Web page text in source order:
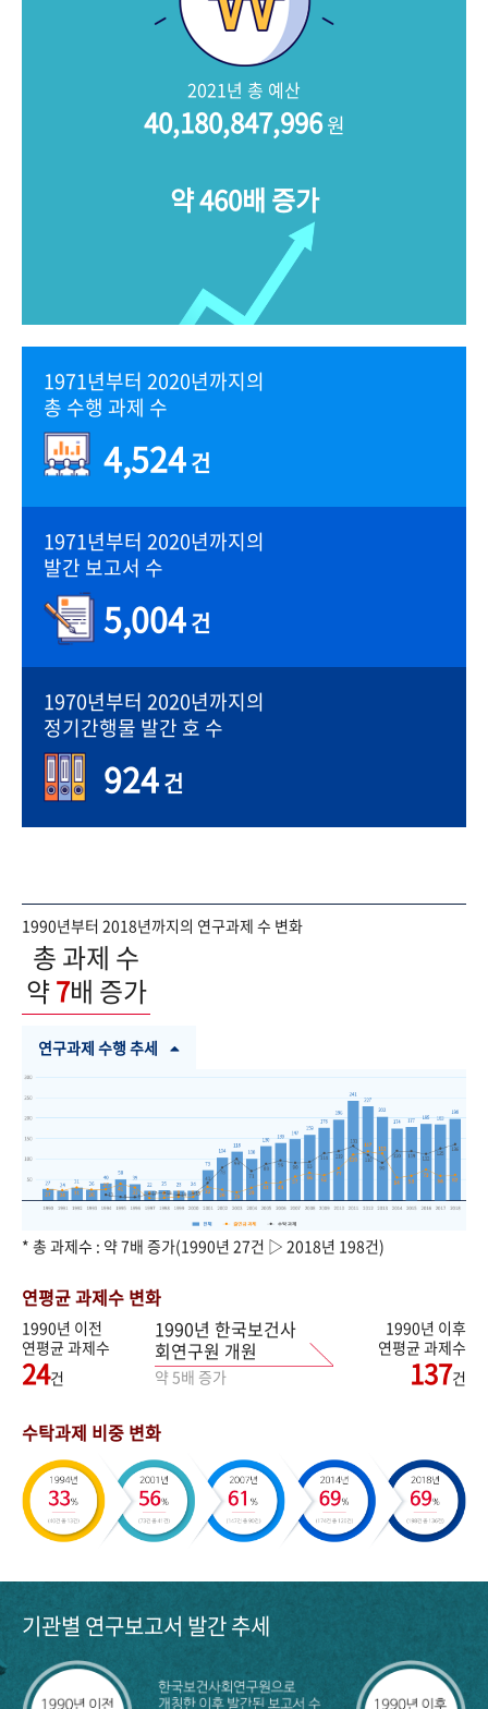
2021년 총 예산
40,180,847,996원
약 460배 증가
1971년부터 2020년까지의
총 수행 과제 수
4,524건
1971년부터 2020년까지의
발간 보고서 수
5,004건
1970년부터 2020년까지의
정기간행물 발간 호 수
924건
1990년부터 2018년까지의 연구과제 수 변화
총 과제 수
약7배 증가
연구과제 수행 추세
* 총 과제수 : 약 7배 증가(1990년 27건 ▷ 2018년 198건)
연평균 과제수 변화
1990년 이전
연평균 과제수
24건
1990년 한국보건사
회연구원 개원
약 5배 증가
1990년 이후
연평균 과제수
137건
수탁과제 비중 변화
기관별 연구보고서 발간 추세